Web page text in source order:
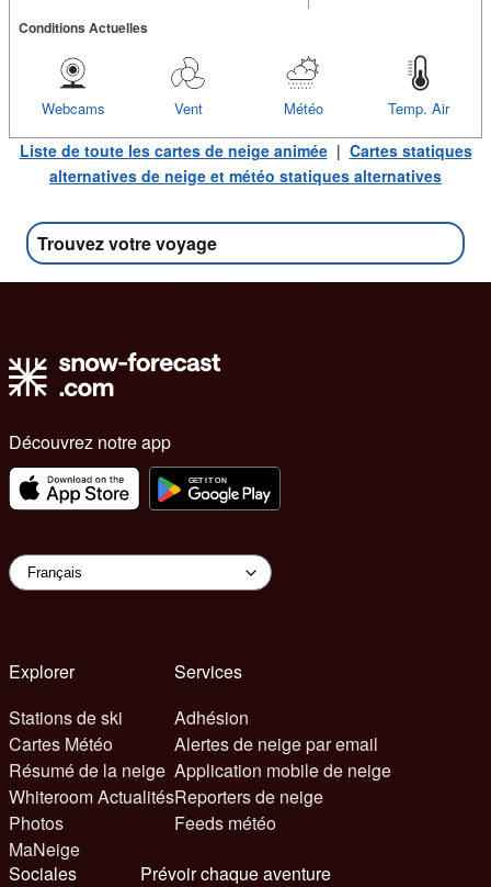
Conditions Actuelles
Temp. Air
Météo
Vent
Webcams
Liste de toute les cartes de neige animée| Cartes statiques
alternatives de neige et météo statiques alternatives
Trouvez votre voyage
Découvrez notre app
Explorer
Stations de ski
Cartes Météo
Résumé de la neige
Whiteroom Actualités
Photos
MaNeige
Services
Adhésion
Alertes de neige par email
Application mobile de neige
Reporters de neige
Feeds météo
Sociales
Prévoir chaque aventure